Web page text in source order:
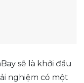
sẽ là khởi đầu
nghiệm có một